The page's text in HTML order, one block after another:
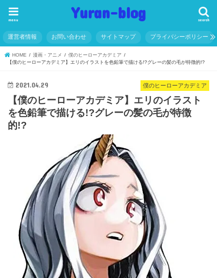
Yuran-blog search
menu
運営者情報 お問い合わせ サイトマップ プライバシーポリシー
HOME 漫画・アニメ
僕のヒーローアカデミア
【僕のヒーローアカデミア】エリのイラストを色鉛筆で描ける!?グレーの髪の毛が特徴的!?
僕のヒーローアカデミア
2021.04.29
【僕のヒーローアカデミア】エリのイラスト
を色鉛筆で描ける!?グレーの髪の毛が特徴
的!?